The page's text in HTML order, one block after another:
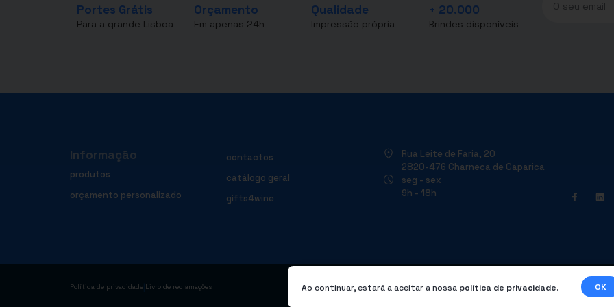
Portes Grátis
Para a grande Lisboa
Orçamento
Em apenas 24h
Qualidade
Impressão própria
+ 20.000
Brindes disponíveis
Informação
produtos
orçamento personalizado
contactos
catálogo geral
gifts4wine
Rua Leite de Faria, 20
2820-476 Charneca de Caparica
seg - sex
9h - 18h
Política de privacidade Livro de reclamações Ao continuar, estará a aceitar a nossa política de privacidade. OK